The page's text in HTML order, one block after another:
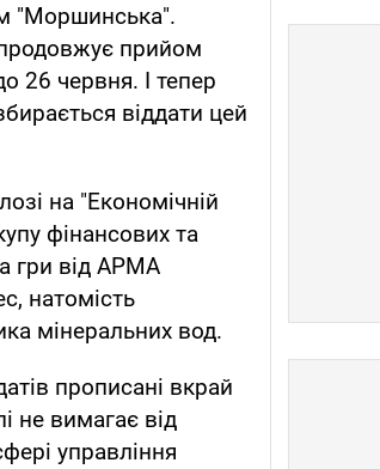
"Моршинська".
прийом
26 червня. І тепер
віддати цей
на "Економічній
фінансових та
гри від АРМА
натомість
мінеральних вод.
прописані вкрай
не вимагає від
управління